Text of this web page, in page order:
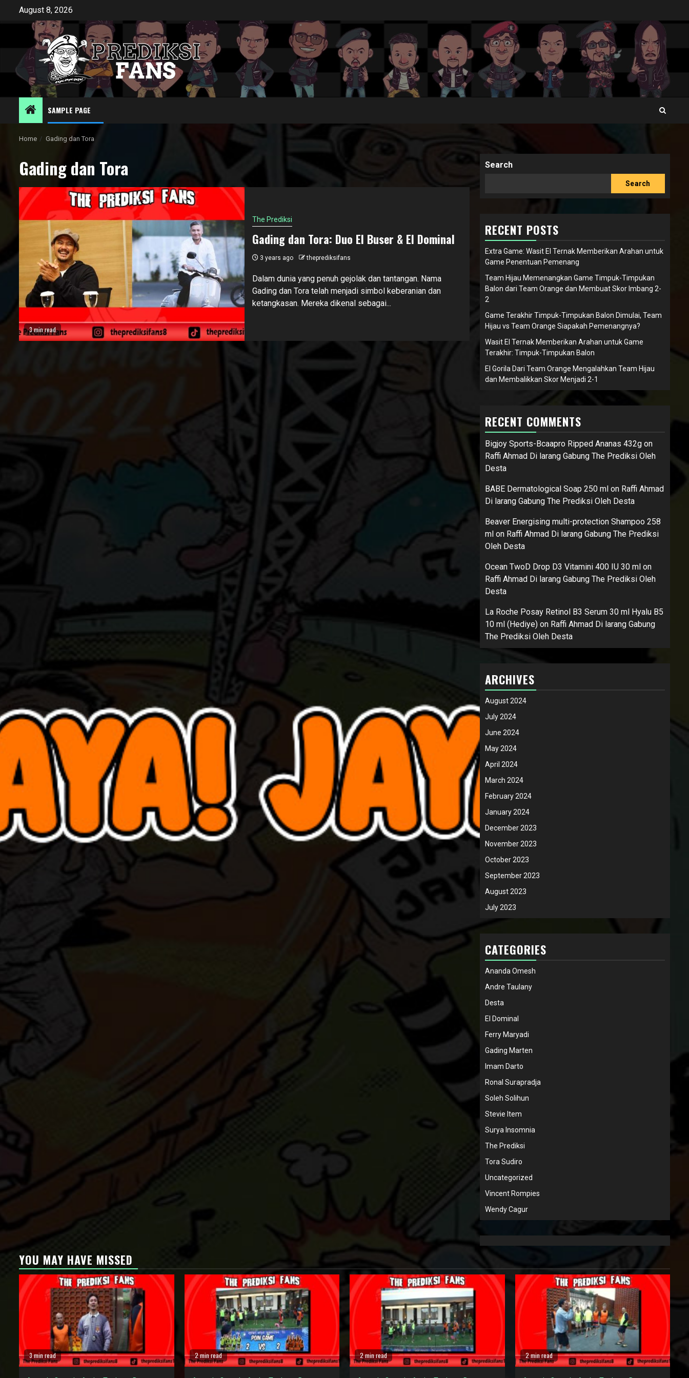
August 8, 2026
SAMPLE PAGE
Home Gading dan Tora
Gading dan Tora
3 min read
The Prediksi
Gading dan Tora: Duo El Buser & El Dominal
3 years ago theprediksifans
Dalam dunia yang penuh gejolak dan tantangan. Nama
Gading dan Tora telah menjadi simbol keberanian dan
ketangkasan. Mereka dikenal sebagai...
Search
Search
RECENT POSTS
Extra Game: Wasit El Ternak Memberikan Arahan untuk
Game Penentuan Pemenang
Team Hijau Memenangkan Game Timpuk-Timpukan
Balon dari Team Orange dan Membuat Skor Imbang 2-
2
Game Terakhir Timpuk-Timpukan Balon Dimulai, Team
Hijau vs Team Orange Siapakah Pemenangnya?
Wasit El Ternak Memberikan Arahan untuk Game
Terakhir: Timpuk-Timpukan Balon
El Gorila Dari Team Orange Mengalahkan Team Hijau
dan Membalikkan Skor Menjadi 2-1
RECENT COMMENTS
Bigjoy Sports-Bcaapro Ripped Ananas 432g on
Raffi Ahmad Di larang Gabung The Prediksi Oleh
Desta
BABE Dermatological Soap 250 ml on Raffi Ahmad
Di larang Gabung The Prediksi Oleh Desta
Beaver Energising multi-protection Shampoo 258
ml on Raffi Ahmad Di larang Gabung The Prediksi
Oleh Desta
Ocean TwoD Drop D3 Vitamini 400 IU 30 ml on
Raffi Ahmad Di larang Gabung The Prediksi Oleh
Desta
La Roche Posay Retinol B3 Serum 30 ml Hyalu B5
10 ml (Hediye) on Raffi Ahmad Di larang Gabung
The Prediksi Oleh Desta
ARCHIVES
August 2024
July 2024
June 2024
May 2024
April 2024
March 2024
February 2024
January 2024
December 2023
November 2023
October 2023
September 2023
August 2023
July 2023
CATEGORIES
Ananda Omesh
Andre Taulany
Desta
El Dominal
Ferry Maryadi
Gading Marten
Imam Darto
Ronal Surapradja
Soleh Solihun
Stevie Item
Surya Insomnia
The Prediksi
Tora Sudiro
Uncategorized
Vincent Rompies
Wendy Cagur
YOU MAY HAVE MISSED
3 min read 2 min read 2 min read 2 min read